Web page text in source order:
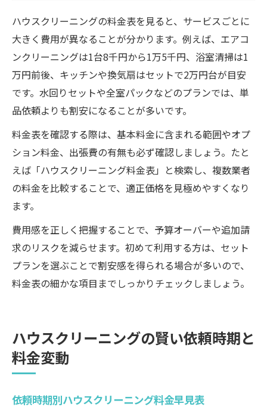
ハウスクリーニングの料金表を見ると、サービスごとに
大きく費用が異なることが分かります。例えば、エアコ
ンクリーニングは1台8千円から1万5千円、浴室清掃は1
万円前後、キッチンや換気扇はセットで2万円台が目安
です。水回りセットや全室パックなどのプランでは、単
品依頼よりも割安になることが多いです。
料金表を確認する際は、基本料金に含まれる範囲やオプ
ション料金、出張費の有無も必ず確認しましょう。たと
えば「ハウスクリーニング料金表」と検索し、複数業者
の料金を比較することで、適正価格を見極めやすくなり
ます。
費用感を正しく把握することで、予算オーバーや追加請
求のリスクを減らせます。初めて利用する方は、セット
プランを選ぶことで割安感を得られる場合が多いので、
料金表の細かな項目までしっかりチェックしましょう。
ハウスクリーニングの賢い依頼時期と
料金変動
依頼時期別ハウスクリーニング料金早見表